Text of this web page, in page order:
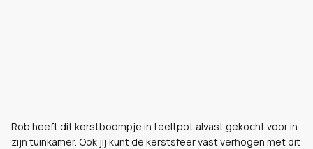
Rob heeft dit kerstboompje in teeltpot alvast gekocht voor in
zijn tuinkamer. Ook jij kunt de kerstsfeer vast verhogen met dit